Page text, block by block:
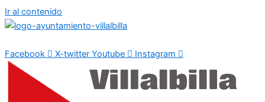
Ir al contenido
Facebook X-twitter Youtube Instagram